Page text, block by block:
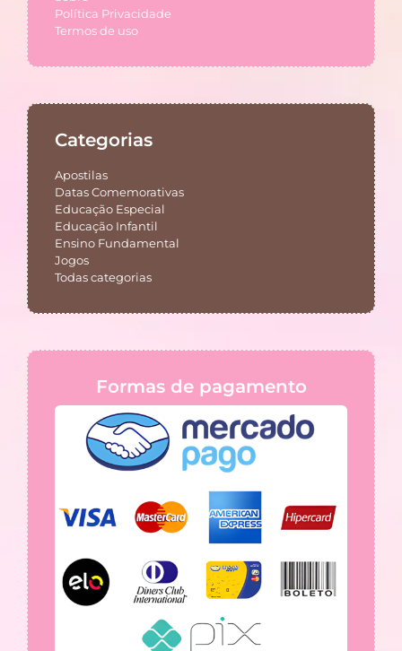
Política Privacidade
Termos de uso
Categorias
Apostilas
Datas Comemorativas
Educação Especial
Educação Infantil
Ensino Fundamental
Jogos
Todas categorias
Formas de pagamento